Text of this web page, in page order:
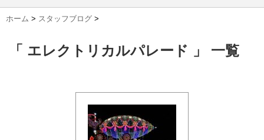
ホーム > スタッフブログ >
「 エレクトリカルパレード 」 一覧